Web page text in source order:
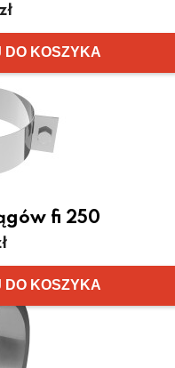
DO KOSZYKA
fi 250
DO KOSZYKA